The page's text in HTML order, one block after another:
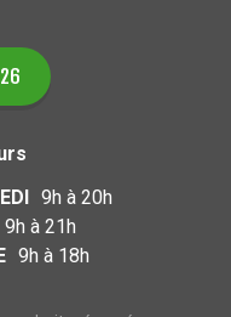
9h à 20h
9h à 21h
9h à 18h